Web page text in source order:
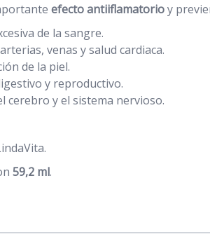
efecto antiiflamatorioy
de la sangre.
venas y salud cardiaca.
de la piel.
y reproductivo.
cerebro y el sistema nervioso.
59,2 ml.